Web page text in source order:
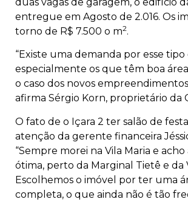
entregue em Agosto de 2.016. Os
torno de R$ 7.500 o m2.
“Existe uma demanda por esse
especialmente os que têm boa
o caso dos novos
afirma Sérgio Korn, proprietário da
O fato de o Içara 2 ter salão de
atenção da gerente financeira
“Sempre morei na Vila Maria e
ótima, perto da Marginal Tietê e da
Escolhemos o imóvel por ter uma
completa, o que ainda não é tão